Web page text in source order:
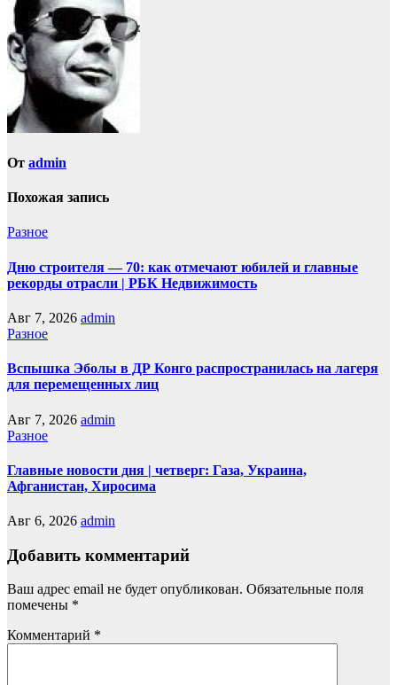
От admin
Похожая запись
Разное
Дню строителя — 70: как отмечают юбилей и главные
рекорды отрасли | РБК Недвижимость
Авг 7, 2026 admin
Разное
Вспышка Эболы в ДР Конго распространилась на лагеря
для перемещенных лиц
Авг 7, 2026 admin
Разное
Главные новости дня | четверг: Газа, Украина,
Афганистан, Хиросима
Авг 6, 2026 admin
Добавить комментарий
Ваш адрес email не будет опубликован. Обязательные поля
помечены *
Комментарий *